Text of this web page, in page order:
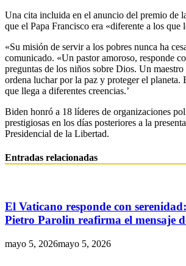
Una cita incluida en el anuncio del premio de
que el Papa Francisco era «diferente a los que
«Su misión de servir a los pobres nunca ha
comunicado. «Un pastor amoroso, responde
preguntas de los niños sobre Dios. Un maestro
ordena luchar por la paz y proteger el planeta.
que llega a diferentes creencias.’
Biden honró a 18 líderes de organizaciones
prestigiosas en los días posteriores a la
Presidencial de la Libertad.
Entradas relacionadas
El Vaticano responde con
Pietro Parolin reafirma el mensaje
mayo 5, 2026mayo 5, 2026